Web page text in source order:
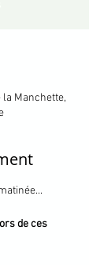
la Manchette,
de ces